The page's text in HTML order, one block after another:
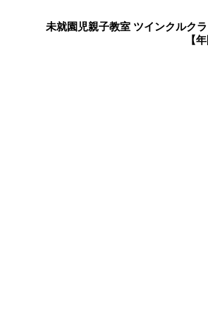
未就園児親子教室 ツインクルク
【